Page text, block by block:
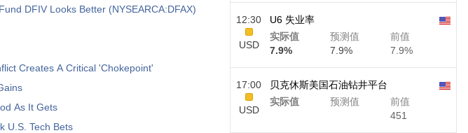
DFIV Looks Better (NYSEARCA:DFAX)
Creates A Critical 'Chokepoint'
As It Gets
U.S. Tech Bets
12:30
USD
U6 失业率
实际值
7.9%
预测值
7.9%
前值
7.9%
17:00
USD
贝克休斯美国石油钻井平台
实际值
预测值
前值
451